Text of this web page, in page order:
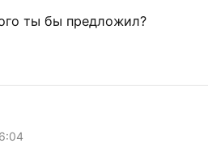
ты бы предложил?